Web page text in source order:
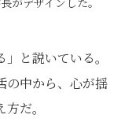
と説いている。
の中から、心が揺
だ。